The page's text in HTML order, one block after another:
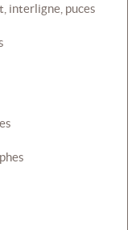
interligne, puces